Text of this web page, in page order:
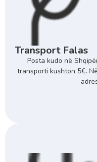
Transport Falas
Posta kudo në
transporti kushton 5€.